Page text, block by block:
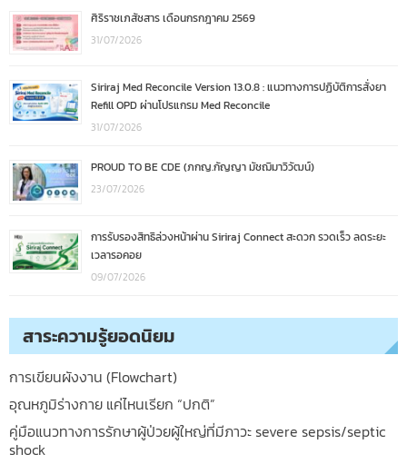
ศิริราชเภสัชสาร เดือนกรกฎาคม 2569
31/07/2026
Siriraj Med Reconcile Version 13.0.8 : แนวทางการปฏิบัติการสั่งยา
Refill OPD ผ่านโปรแกรม Med Reconcile
31/07/2026
PROUD TO BE CDE (ภกญ.กัญญา มัชฌิมาวิวัฒน์)
23/07/2026
การรับรองสิทธิล่วงหน้าผ่าน Siriraj Connect สะดวก รวดเร็ว ลดระยะ
เวลารอคอย
09/07/2026
สาระความรู้ยอดนิยม
การเขียนผังงาน (Flowchart)
อุณหภูมิร่างกาย แค่ไหนเรียก “ปกติ”
คู่มือแนวทางการรักษาผู้ป่วยผู้ใหญ่ที่มีภาวะ severe sepsis/septic
shock